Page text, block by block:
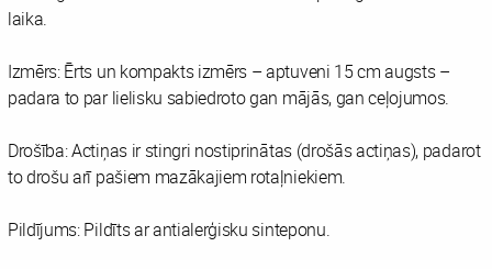
laika.
Izmērs: Ērts un kompakts izmērs – aptuveni 15 cm augsts –
padara to par lielisku sabiedroto gan mājās, gan ceļojumos.
Drošība: Actiņas ir stingri nostiprinātas (drošās actiņas), padarot
to drošu arī pašiem mazākajiem rotaļniekiem.
Pildījums: Pildīts ar antialerģisku sinteponu.